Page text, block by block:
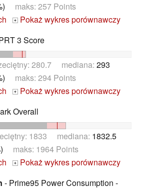
maks: 257 Points
+
Pokaż wykres porównawczy
3 Score
280.7 mediana: 293
maks: 294 Points
+
Pokaż wykres porównawczy
Overall
1833 mediana: 1832.5
maks: 1964 Points
+
Pokaż wykres porównawczy
- Prime95 Power Consumption -